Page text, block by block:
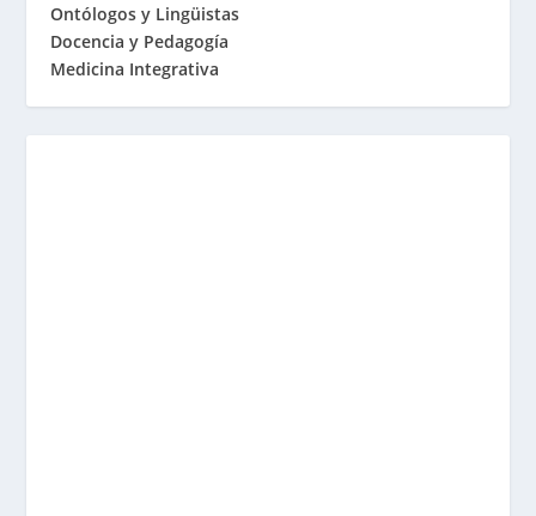
Ontólogos y Lingüistas
Docencia y Pedagogía
Medicina Integrativa